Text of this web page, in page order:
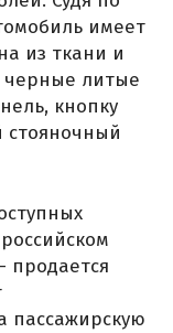
имеет
из ткани и
черные литые
кнопку
стояночный
продается
пассажирскую